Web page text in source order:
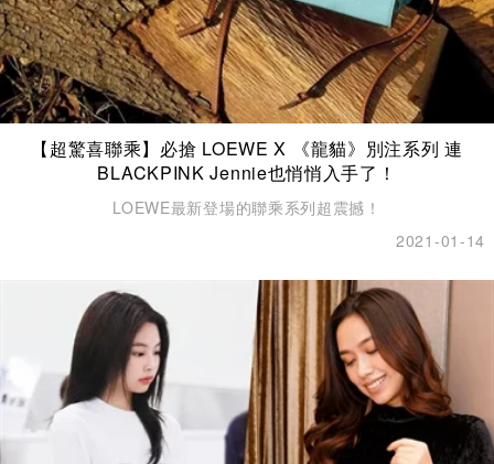
【超驚喜聯乘】必搶 LOEWE X 《龍貓》別注系列 連
BLACKPINK Jennie也悄悄入手了！
LOEWE最新登場的聯乘系列超震撼！
2021-01-14